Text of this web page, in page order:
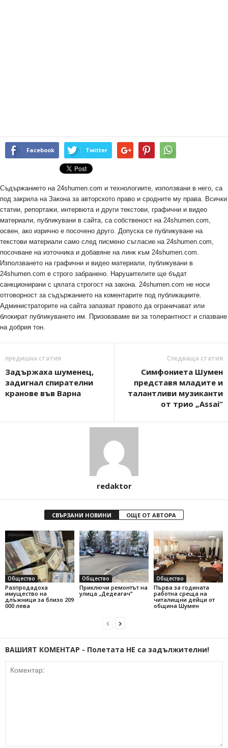
Facebook Twitter
Съдържанието на 24shumen.com и технологиите, използвани в него, са
под закрила на Закона за авторското право и сродните му права. Всички
статии, репортажи, интервюта и други текстови, графични и видео
материали, публикувани в сайта, са собственост на 24shumen.com,
освен, ако изрично е посочено друго. Допуска се публикуване на
текстови материали само след писмено съгласие на 24shumen.com,
посочване на източника и добавяне на линк към 24shumen.com.
Използването на графични и видео материали, публикувани в
24shumen.com е строго забранено. Нарушителите ще бъдат
санкционирани с цялата строгост на закона. 24shumen.com не носи
отговорност за съдържанието на коментарите под публикациите.
Администраторите на сайта запазват правото да ограничават или
блокират публикуването им. Призоваваме ви за толерантност и спазване
на добрия тон.
предишна статия
Задържаха шуменец,
задигнал спирателни
кранове във Варна
Следваща статия
Симфониета Шумен
представя младите и
талантливи музиканти
от трио „Assai“
redaktor
СВЪРЗАНИ НОВИНИ ОЩЕ ОТ АВТОРА
Общество
Разпродадоха
имущество на
длъжници за близо 209
000 лева
Общество
Приключи ремонтът на
улица „Дедеагач“
Общество
Първа за годината
работна среща на
читалищни дейци от
община Шумен
ВАШИЯТ КОМЕНТАР - Полетата НЕ са задължителни!